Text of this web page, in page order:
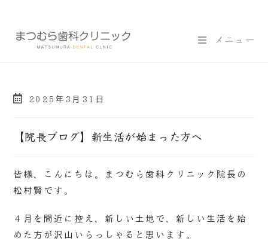
メニュー
2025年3月31日
【院長ブログ】新生活が始まった方へ
皆様、こんにちは。まつむら歯科クリニック院長の
松村賢です。
４月を間近に控え、新しい土地で、新しい生活を始
めた方が沢山いらっしゃると思います。